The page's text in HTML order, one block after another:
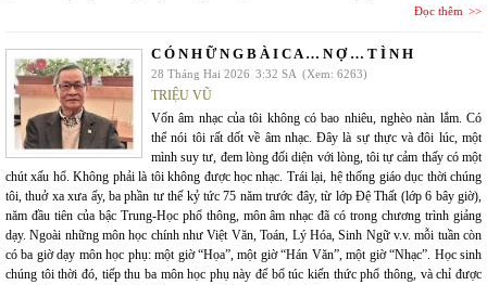
Đọc thêm
C Ó N H Ữ N G B À I C A … N Ợ … T Ì N H
28 Tháng Hai 2026 3:32 SA (Xem: 6263)
TRIỆU VŨ
Vốn âm nhạc của tôi không có bao nhiêu, nghèo nàn lắm. Có
thể nói tôi rất dốt về âm nhạc. Đây là sự thực và đôi lúc, một
mình suy tư, đem lòng đối diện với lòng, tôi tự cảm thấy có một
chút xấu hổ. Không phải là tôi không được học nhạc. Trái lại, hệ thống giáo dục thời chúng
tôi, thuở xa xưa ấy, ba phần tư thế kỷ tức 75 năm trước đây, từ lớp Đệ Thất (lớp 6 bây giờ),
năm đầu tiên của bậc Trung-Học phổ thông, môn âm nhạc đã có trong chương trình giảng
dạy. Ngoài những môn học chính như Việt Văn, Toán, Lý Hóa, Sinh Ngữ v.v. mỗi tuần còn
có ba giờ dạy môn học phụ: một giờ “Họa”, một giờ “Hán Văn”, một giờ “Nhạc”. Học sinh
chúng tôi thời đó, tiếp thu ba môn học phụ này để bổ túc kiến thức phổ thông, và chỉ được